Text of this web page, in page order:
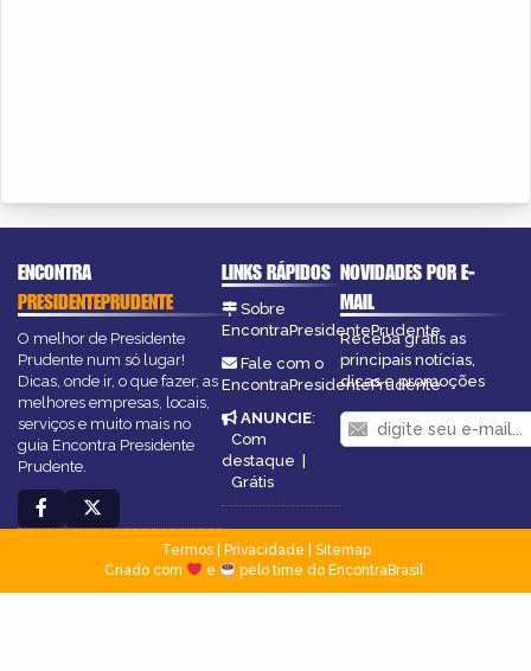
ENCONTRA
PRESIDENTEPRUDENTE
O melhor de Presidente
Prudente num só lugar!
Dicas, onde ir, o que fazer, as
melhores empresas, locais,
serviços e muito mais no
guia Encontra Presidente
Prudente.
LINKS RÁPIDOS
Sobre
EncontraPresidentePrudente
Fale com o
EncontraPresidentePrudente
ANUNCIE:
Com
destaque |
Grátis
NOVIDADES POR E-
MAIL
Receba grátis as
principais notícias,
dicas e promoções
Termos| Privacidade
Sitemap
Criado com
e pelo time do EncontraBrasil